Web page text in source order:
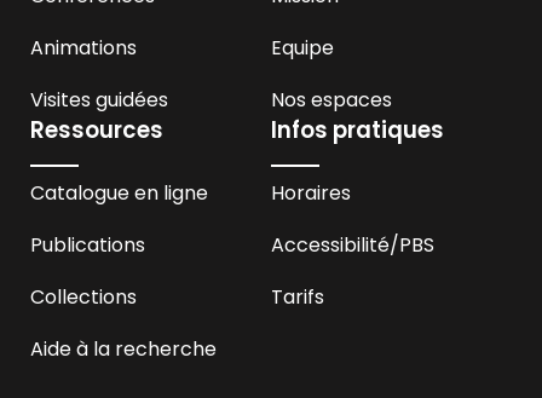
Animations
Visites guidées
Equipe
Nos espaces
Ressources
Catalogue en ligne
Publications
Collections
Aide à la recherche
Infos pratiques
Horaires
Accessibilité/PBS
Tarifs